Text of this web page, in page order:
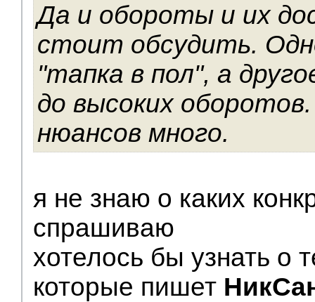
Да и обороты и их
стоит обсудить.
"тапка в пол", а
до высоких
нюансов много.
я не знаю о каких
спрашиваю
хотелось бы узнать о
которые пишет